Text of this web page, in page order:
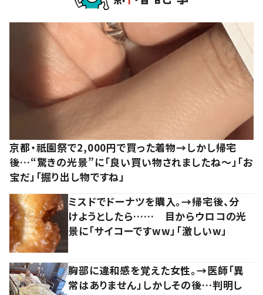
京都・祇園祭で2,000円で買った着物→しかし帰宅
後…“驚きの光景”に「良い買い物されましたね～」「お
宝だ」「掘り出し物ですね」
ミスドでドーナツを購入。→帰宅後、分
けようとしたら…… 目からウロコの光
景に「サイコーですww」「激しいw」
胸部に違和感を覚えた女性。→医師「異
常はありません」しかしその後…判明し